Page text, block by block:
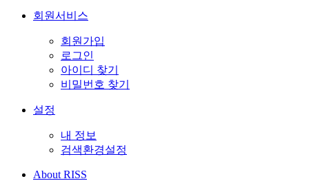
회원서비스
회원가입
로그인
아이디 찾기
비밀번호 찾기
설정
내 정보
검색환경설정
About RISS